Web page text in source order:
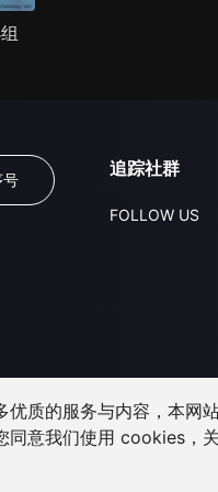
号
追踪社群
FOLLOW US
优质的服务与内容，本网
同意我们使用 cookies，